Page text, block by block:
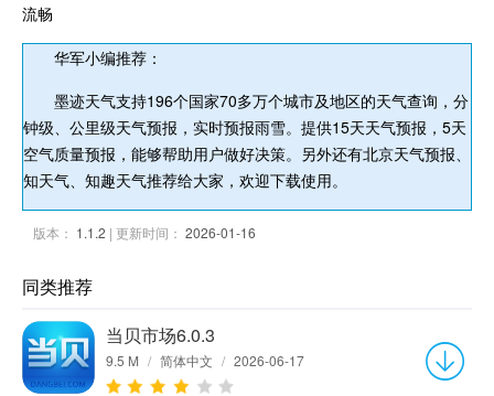
流畅
华军小编推荐：
墨迹天气支持196个国家70多万个城市及地区的天气查询，分
钟级、公里级天气预报，实时预报雨雪。提供15天天气预报，5天
空气质量预报，能够帮助用户做好决策。另外还有北京天气预报、
知天气、知趣天气推荐给大家，欢迎下载使用。
版本： 1.1.2 | 更新时间： 2026-01-16
同类推荐
当贝市场6.0.3
9.5 M / 简体中文 / 2026-06-17